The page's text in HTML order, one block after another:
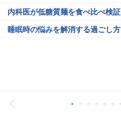
内科医が低糖質麺を食べ比べ検証
睡眠時の悩みを解消する過ごし方